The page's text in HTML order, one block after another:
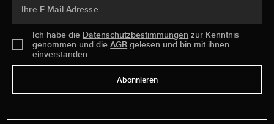
Ihre E-Mail-Adresse
Ich habe die Datenschutzbestimmungen zur Kenntnis
genommen und dieAGB gelesen und bin mit ihnen
einverstanden.
Abonnieren